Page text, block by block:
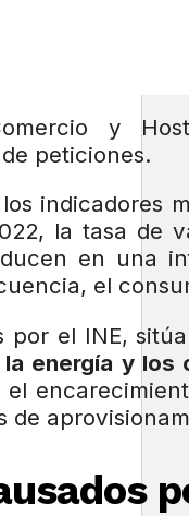
y
peticiones.
los indicadores
la tasa de
en una
el
por el INE,
energía y los
el
de